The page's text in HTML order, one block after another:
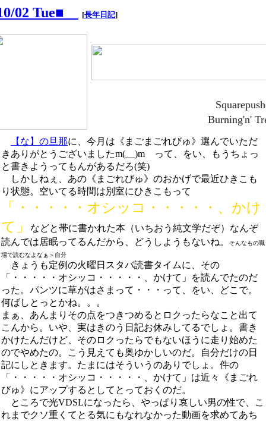
02 Tue■ [長年日記]
Burning'n'
【な】の旦那に、今月は《まごまごれびゅ》選んでいただ
きありがとうございましたm(__)m って、をい、もうちょっ
と書きようってもんがあるだろ(笑)
しかしねぇ、あの《まごれびゅ》のおかげで最近ひきこも
り状態。空いてる時間は別室にひきこもって
「・・・・・オシッコ・・・・・、かけ
て」
などと帯に書かれた本（いちおう純文学だぞ）なんぞ
読んでは居眠ってるんだから、どうしようもないね。
そんなもの職
場で読むなよなぁ＞自分
きょうも定例の火曜日スタバ読書タイムに、その
「・・・・・オシッコ・・・・・、かけて」を読んでたのだ
った。パンツに草がはさまって・・・って、をい、どこで。
何ばしとっとかね。。。
まぁ、あんまりその点をつきつめるとロクったらなこと出て
こんから。いや、実はきのう日記お休みしてるでしょ。書き
かけたんだけど、そのロクったらでもないほうに走り始めた
のでやめたの。こう見えても奥ゆかしいのだ。自分だけの日
記にしときます。たまにはそういうのありでしょ。件の
「・・・・・オシッコ・・・・・、かけて」は近々《まごれ
びゅ》にアップするとしてとっておくのだ。
ところで光VDSLになったら、やっぱり哀しい男の性で、こ
れまでクソ重くてとる気にもなれなかった動画を求めてあち